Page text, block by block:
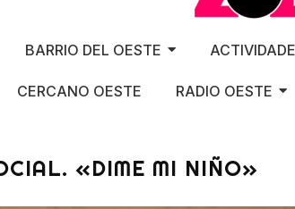
BARRIO DEL OESTE
CERCANO OESTE RADIO OESTE
«DIME MI NIÑO»